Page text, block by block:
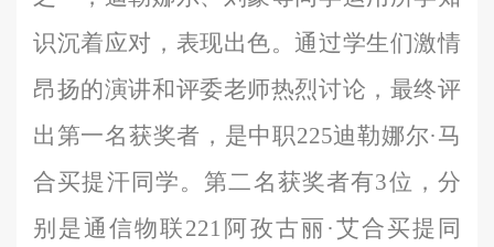
识沉着应对，表现出色。通过学生们激情
昂扬的演讲和评委老师热烈讨论，最终评
出第一名获奖者，是中职225迪勒娜尔·马
合买提汗同学。第二名获奖者有3位，分
别是通信物联221阿孜古丽·艾合买提同